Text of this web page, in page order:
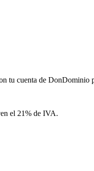
tu cuenta de DonDominio
el 21% de IVA.